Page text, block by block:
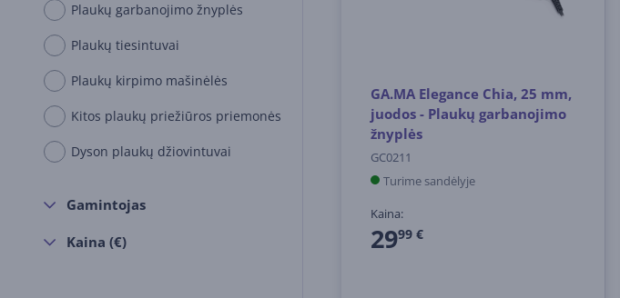
Plaukų garbanojimo žnyplės
Plaukų tiesintuvai
Plaukų kirpimo mašinėlės
Kitos plaukų priežiūros priemonės
Dyson plaukų džiovintuvai
Gamintojas
Kaina (€)
GA.MA Elegance Chia, 25 mm,
juodos - Plaukų garbanojimo
žnyplės
GC0211
Turime sandėlyje
Kaina:
2999 €